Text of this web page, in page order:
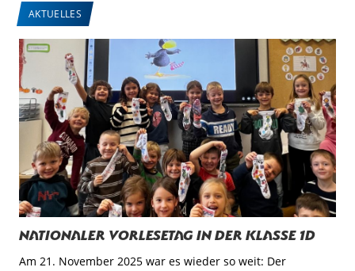
AKTUELLES
Nationaler Vorlesetag in der Klasse 1d
Am 21. November 2025 war es wieder so weit: Der